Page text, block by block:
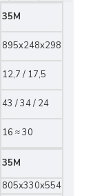
35M
895x248x298
12,7 / 17,5
43 / 34 / 24
16 ≈ 30
35M
805x330x554